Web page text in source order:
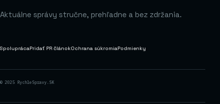
Aktuálne správy stručne, prehľadne a bez zdržania.
SpoluprácaPridať PR článokOchrana súkromiaPodmienky
© 2025 RychleSpravy.SK